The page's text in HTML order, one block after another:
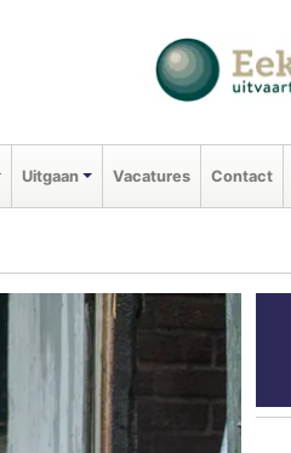
Uitgaan Vacatures Contact